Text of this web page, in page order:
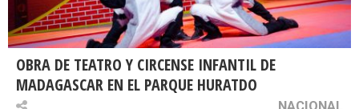
OBRA DE TEATRO Y CIRCENSE INFANTIL DE
MADAGASCAR EN EL PARQUE HURATDO